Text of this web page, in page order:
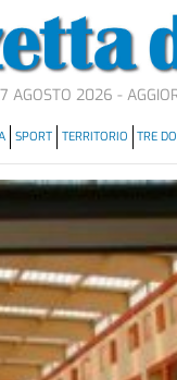
AGOSTO 2026 -
SPORT TERRITORIO TRE